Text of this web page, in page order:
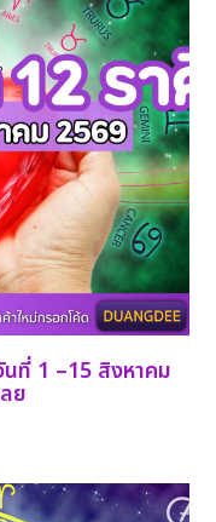
ที่ 1 –15 สิงหาคม
ย